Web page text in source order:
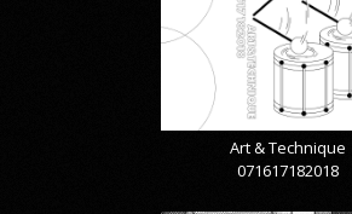
Art & Technique
071617182018